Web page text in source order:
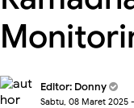
Editor: Donny
Sabtu, 08 Maret 2025